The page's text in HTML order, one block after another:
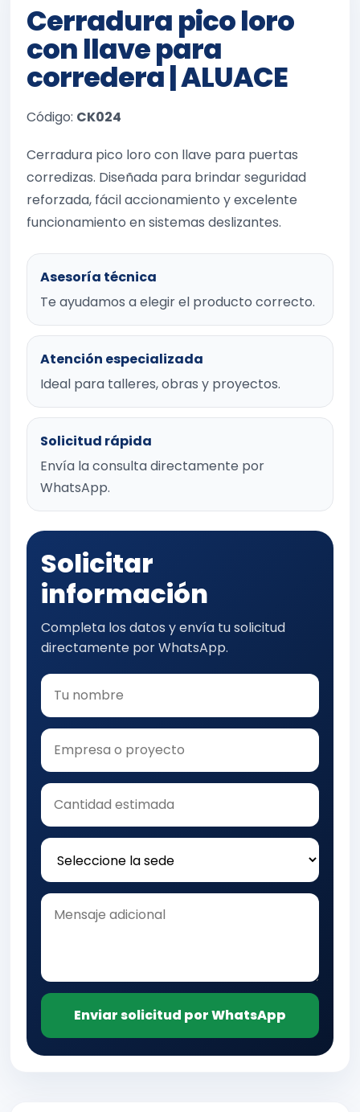
Cerradura pico loro
con llave para
corredera | ALUACE
Código: CK024
Cerradura pico loro con llave para puertas
corredizas. Diseñada para brindar seguridad
reforzada, fácil accionamiento y excelente
funcionamiento en sistemas deslizantes.
Asesoría técnica
Te ayudamos a elegir el producto correcto.
Atención especializada
Ideal para talleres, obras y proyectos.
Solicitud rápida
Envía la consulta directamente por
WhatsApp.
Solicitar
información
Completa los datos y envía tu solicitud
directamente por WhatsApp.
Enviar solicitud por WhatsApp